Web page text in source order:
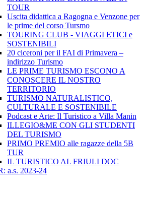
TOUR
Uscita didattica a Ragogna e Venzone per
le prime del corso Tursmo
TOURING CLUB - VIAGGI ETICI e
SOSTENIBILI
20 ciceroni per il FAI di Primavera –
indirizzo Turismo
LE PRIME TURISMO ESCONO A
CONOSCERE IL NOSTRO
TERRITORIO
TURISMO NATURALISTICO,
CULTURALE E SOSTENIBILE
Podcast e Arte: Il Turistico a Villa Manin
ILLEGIO&ME CON GLI STUDENTI
DEL TURISMO
PRIMO PREMIO alle ragazze della 5B
TUR
IL TURISTICO AL FRIULI DOC
a.s. 2023-24